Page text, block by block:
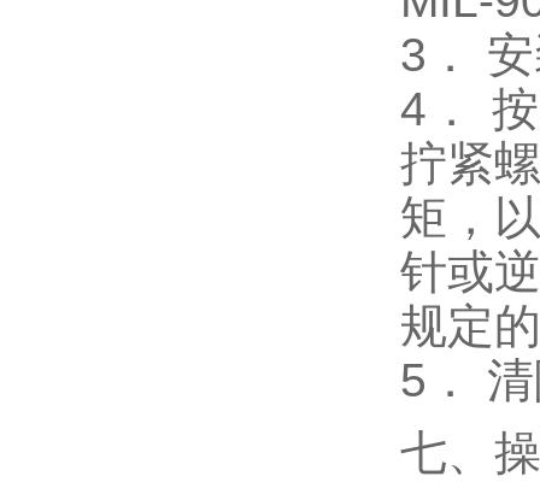
3．
4．
拧紧
矩，
针或
规定
5．
七、